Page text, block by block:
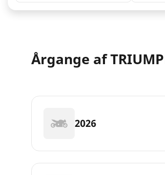
Årgange af
2026